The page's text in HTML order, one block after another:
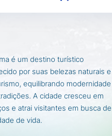
é um destino turístico
por suas belezas naturais e
equilibrando modernidade
A cidade cresceu em
e atrai visitantes em busca de
de vida.